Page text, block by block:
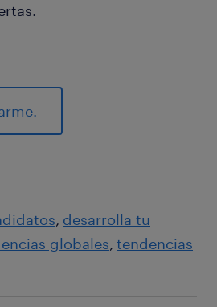
desarrolla tu
globales tendencias